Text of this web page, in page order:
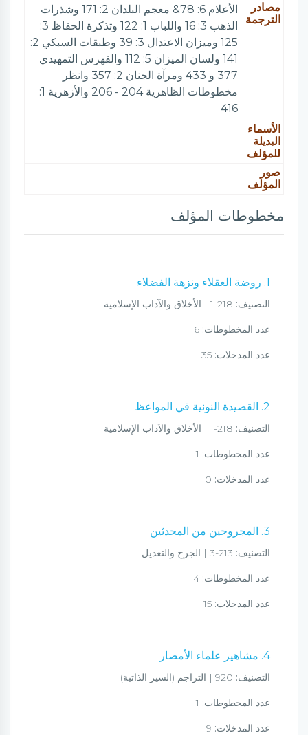
مصادر
الترجمة
الأعلام 6: 78& معجم البلدان 2: 171 وشذرات
الذهب 3: 16 واللباب 1: 122 وتذكرة الحفاظ 3:
125 وميزان الاعتدال 3: 39 وطبقات السبكي 2:
141 ولسان الميزان 5: 112 والفهرس التمهيدي
377 و 433 ومرآة الجنان 2: 357 وانظر
مخطوطات الظاهرية 204 - 206 والأزهرية 1:
416
الأسماء
البديلة
للمؤلف
صور
المؤلف
مخطوطات المؤلف
1. روضة العقلاء ونزهة الفضلاء
التصنيف:
عدد المخطوطات:
عدد المدخلات:
2. القصيدة النونية في المواعظ
التصنيف:
عدد المخطوطات:
عدد المدخلات:
3. المجروحين من المحدثين
التصنيف:
عدد المخطوطات:
عدد المدخلات:
4. مشاهير علماء الأمصار
التصنيف:
عدد المخطوطات:
عدد المدخلات: